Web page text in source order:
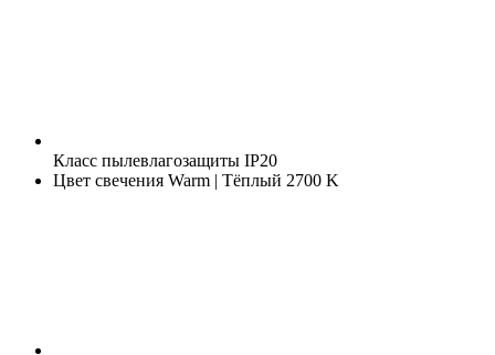
Класс пылевлагозащиты IP20
Цвет свечения Warm | Тёплый 2700 K